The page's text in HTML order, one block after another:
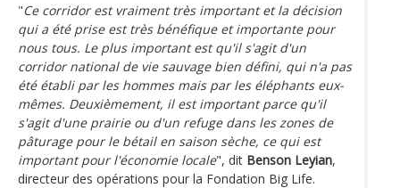
"Ce corridor est vraiment très important et la décision
qui a été prise est très bénéfique et importante pour
nous tous. Le plus important est qu'il s'agit d'un
corridor national de vie sauvage bien défini, qui n'a pas
été établi par les hommes mais par les éléphants eux-
mêmes. Deuxièmement, il est important parce qu'il
s'agit d'une prairie ou d'un refuge dans les zones de
pâturage pour le bétail en saison sèche, ce qui est
important pour l'économie locale", dit Benson Leyian,
directeur des opérations pour la Fondation Big Life.